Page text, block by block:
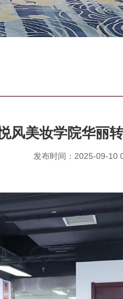
风美妆学院华丽
发布时间：2025-09-10